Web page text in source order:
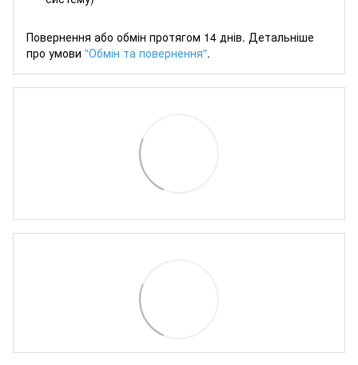
Повернення або обмін протягом 14 днів. Детальніше
про умови "Обмін та повернення".